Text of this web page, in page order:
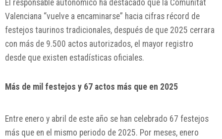
El responsable autonómico ha destacado que la Comunitat
Valenciana “vuelve a encaminarse” hacia cifras récord de
festejos taurinos tradicionales, después de que 2025 cerrara
con más de 9.500 actos autorizados, el mayor registro
desde que existen estadísticas oficiales.
Más de mil festejos y 67 actos más que en 2025
Entre enero y abril de este año se han celebrado 67 festejos
más que en el mismo periodo de 2025. Por meses, enero